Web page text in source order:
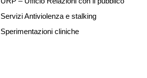
Servizi Antiviolenza e stalking
Sperimentazioni cliniche